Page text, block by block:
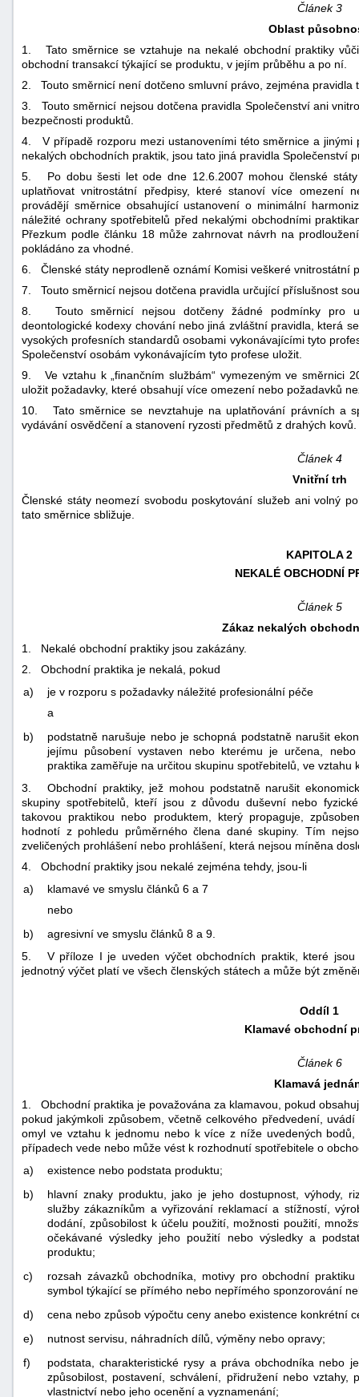
Článek 3
Oblast
1. Tato směrnice se vztahuje na nekalé obchodní praktiky
obchodní transakcí týkající se produktu, v jejím průběhu a po ní.
2. Touto směrnicí není dotčeno smluvní právo, zejména pravidla
3. Touto směrnicí nejsou dotčena pravidla Společenství ani
bezpečnosti produktů.
4. V případě rozporu mezi ustanoveními této směrnice a jinými
nekalých obchodních praktik, jsou tato jiná pravidla Společenství
5. Po dobu šesti let ode dne 12.6.2007 mohou členské
uplatňovat vnitrostátní předpisy, které stanoví více omezení
provádějí směrnice obsahující ustanovení o minimální
náležité ochrany spotřebitelů před nekalými obchodními
Přezkum podle článku 18 může zahrnovat návrh na
pokládáno za vhodné.
6. Členské státy neprodleně oznámí Komisi veškeré vnitrostátní
7. Touto směrnicí nejsou dotčena pravidla určující příslušnost
8. Touto směrnicí nejsou dotčeny žádné podmínky pro
deontologické kodexy chování nebo jiná zvláštní pravidla, která
vysokých profesních standardů osobami vykonávajícími tyto
Společenství osobám vykonávajícím tyto profese uložit.
9. Ve vztahu k „finančním službám“ vymezeným ve směrnici
uložit požadavky, které obsahují více omezení nebo požadavků
10. Tato směrnice se nevztahuje na uplatňování právních a
vydávání osvědčení a stanovení ryzosti předmětů z drahých kovů.
Článek 4
Vnitřní trh
Členské státy neomezí svobodu poskytování služeb ani volný
tato směrnice sbližuje.
KAPITOLA 2
NEKALÉ OBCHODNÍ
Článek 5
Zákaz nekalých
1. Nekalé obchodní praktiky jsou zakázány.
2. Obchodní praktika je nekalá, pokud
a)
je v rozporu s požadavky náležité profesionální péče
a
b)
podstatně narušuje nebo je schopná podstatně narušit
jejímu působení vystaven nebo kterému je určena,
praktika zaměřuje na určitou skupinu spotřebitelů, ve vztahu
3. Obchodní praktiky, jež mohou podstatně narušit
skupiny spotřebitelů, kteří jsou z důvodu duševní nebo
takovou praktikou nebo produktem, který propaguje,
hodnotí z pohledu průměrného člena dané skupiny. Tím
zveličených prohlášení nebo prohlášení, která nejsou míněna
4. Obchodní praktiky jsou nekalé zejména tehdy, jsou-li
a)
klamavé ve smyslu článků 6 a 7
nebo
b)
agresivní ve smyslu článků 8 a 9.
5. V příloze I je uveden výčet obchodních praktik, které jsou
jednotný výčet platí ve všech členských státech a může být
Oddíl 1
Klamavé obchodní
Článek 6
Klamavá
1. Obchodní praktika je považována za klamavou, pokud
pokud jakýmkoli způsobem, včetně celkového předvedení,
omyl ve vztahu k jednomu nebo k více z níže uvedených
případech vede nebo může vést k rozhodnutí spotřebitele o
a)
existence nebo podstata produktu;
b)
hlavní znaky produktu, jako je jeho dostupnost, výhody,
služby zákazníkům a vyřizování reklamací a stížností,
dodání, způsobilost k účelu použití, možnosti použití,
očekávané výsledky jeho použití nebo výsledky a
produktu;
c)
rozsah závazků obchodníka, motivy pro obchodní
symbol týkající se přímého nebo nepřímého sponzorování
d)
cena nebo způsob výpočtu ceny anebo existence konkrétní
e)
nutnost servisu, náhradních dílů, výměny nebo opravy;
f)
podstata, charakteristické rysy a práva obchodníka nebo
způsobilost, postavení, schválení, přidružení nebo vztahy,
vlastnictví nebo jeho ocenění a vyznamenání;